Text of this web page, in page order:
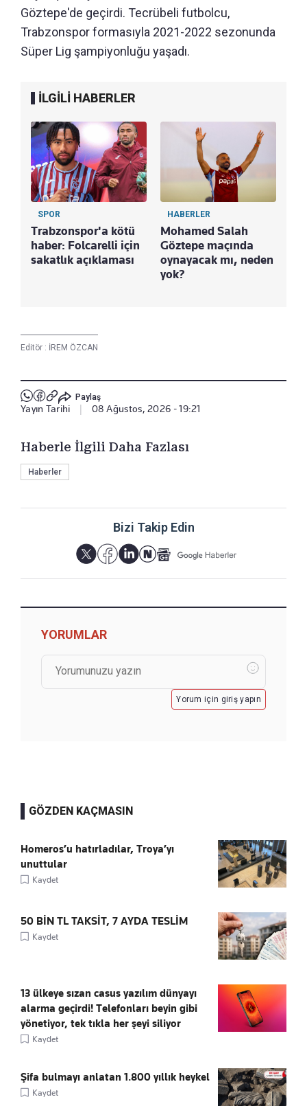
Göztepe'de geçirdi. Tecrübeli futbolcu,
Trabzonspor formasıyla 2021-2022 sezonunda
Süper Lig şampiyonluğu yaşadı.
İLGİLİ HABERLER
SPOR
Trabzonspor'a kötü
haber: Folcarelli için
sakatlık açıklaması
HABERLER
Mohamed Salah
Göztepe maçında
oynayacak mı, neden
yok?
Editör : İREM ÖZCAN
Paylaş
Yayın Tarihi 08 Ağustos, 2026 - 19:21
Haberle İlgili Daha Fazlası
Haberler
Bizi Takip Edin
YORUMLAR
Yorum için giriş yapın
GÖZDEN KAÇMASIN
Homeros’u hatırladılar, Troya’yı
unuttular
Kaydet
50 BİN TL TAKSİT, 7 AYDA TESLİM
Kaydet
13 ülkeye sızan casus yazılım dünyayı
alarma geçirdi! Telefonları beyin gibi
yönetiyor, tek tıkla her şeyi siliyor
Kaydet
Şifa bulmayı anlatan 1.800 yıllık heykel
Kaydet